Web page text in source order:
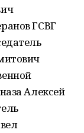
ГСВГ
Алексей